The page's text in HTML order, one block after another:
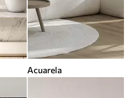
Acuarela